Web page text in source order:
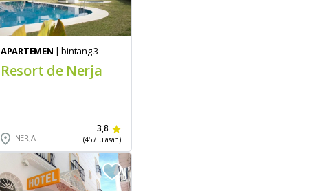
APARTEMEN | bintang 3
Resort de Nerja
NERJA
3,8
(457 ulasan)